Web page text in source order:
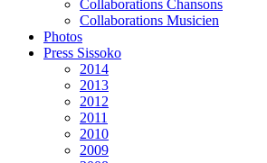
Collaborations Chansons
Collaborations Musicien
Photos
Press Sissoko
2014
2013
2012
2011
2010
2009